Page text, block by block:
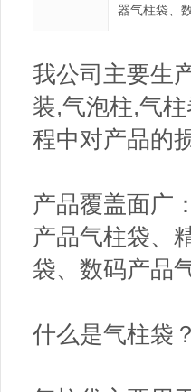
器气柱袋、
我公司主要生
装,气泡柱,气
程中对产品的
产品覆盖面广
产品气柱袋、
袋、数码产品
什么是气柱袋？